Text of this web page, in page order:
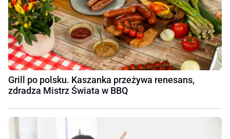
Grill po polsku. Kaszanka przeżywa renesans,
zdradza Mistrz Świata w BBQ